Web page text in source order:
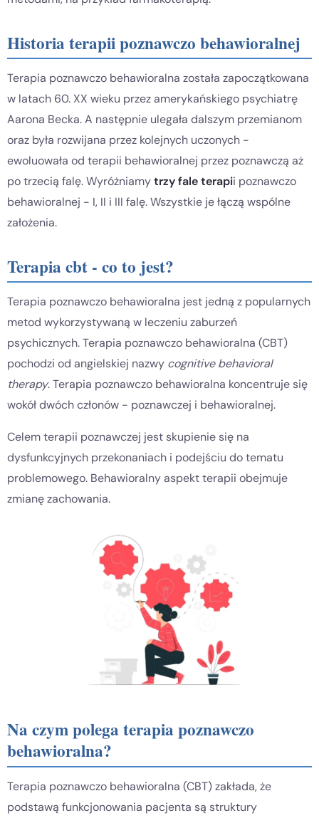
Historia terapii poznawczo behawioralnej
Terapia poznawczo behawioralna została zapoczątkowana
w latach 60. XX wieku przez amerykańskiego psychiatrę
Aarona Becka. A następnie ulegała dalszym przemianom
oraz była rozwijana przez kolejnych uczonych -
ewoluowała od terapii behawioralnej przez poznawczą aż
po trzecią falę. Wyróżniamytrzy fale terapii poznawczo
behawioralnej - I, II i III falę. Wszystkie je łączą wspólne
założenia.
Terapia cbt - co to jest?
Terapia poznawczo behawioralna jest jedną z popularnych
metod wykorzystywaną w leczeniu zaburzeń
psychicznych. Terapia poznawczo behawioralna (CBT)
pochodzi od angielskiej nazwy cognitive behavioral
therapy. Terapia poznawczo behawioralna koncentruje się
wokół dwóch członów - poznawczej i behawioralnej.
Celem terapii poznawczej jest skupienie się na
dysfunkcyjnych przekonaniach i podejściu do tematu
problemowego. Behawioralny aspekt terapii obejmuje
zmianę zachowania.
Na czym polega terapia poznawczo
behawioralna?
Terapia poznawczo behawioralna (CBT) zakłada, że
podstawą funkcjonowania pacjenta są struktury